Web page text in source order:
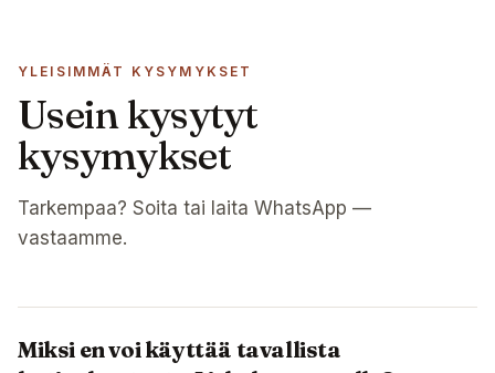
YLEISIMMÄT KYSYMYKSET
Usein kysytyt
kysymykset
Tarkempaa? Soita tai laita WhatsApp —
vastaamme.
Miksi en voi käyttää tavallista